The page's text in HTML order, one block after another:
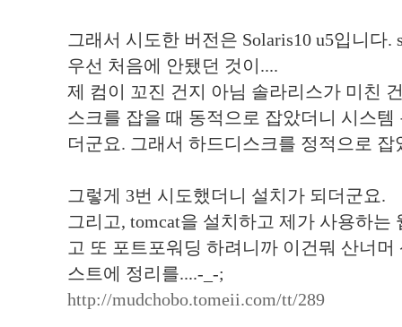
그래서 시도한 버전은 Solaris10 u5입니다.
우선 처음에 안됐던 것이....
제 컴이 꼬진 건지 아님 솔라리스가 미친
스크를 잡을 때 동적으로 잡았더니 시스
더군요. 그래서 하드디스크를 정적으로
그렇게 3번 시도했더니 설치가 되더군요.
그리고, tomcat을 설치하고 제가 사용하
고 또 포트포워딩 하려니까 이건뭐 산너
스트에 정리를....-_-;
http://mudchobo.tomeii.com/tt/289